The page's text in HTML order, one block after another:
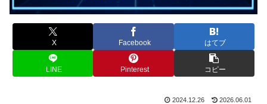
X Facebook はてブ
LINE Pinterest コピー
2024.12.26 2026.06.01